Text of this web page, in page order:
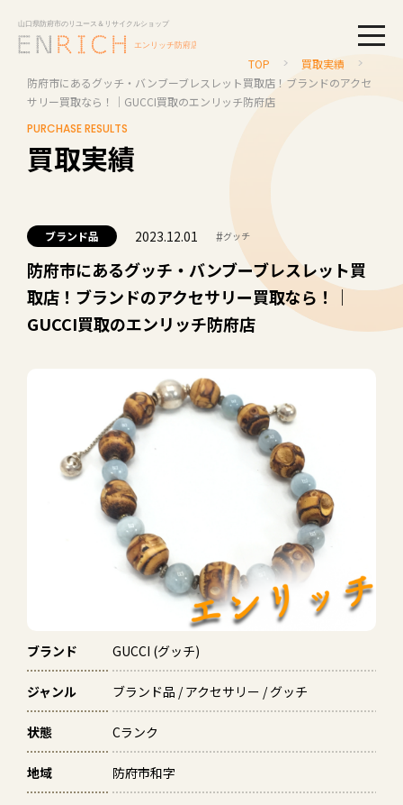
TOP
買取実績
防府市にあるグッチ・バンブーブレスレット買取店！ブランドのアクセ
サリー買取なら！｜GUCCI買取のエンリッチ防府店
PURCHASE RESULTS
買取実績
ブランド品 2023.12.01 #グッチ
防府市にあるグッチ・バンブーブレスレット買
取店！ブランドのアクセサリー買取なら！｜
GUCCI買取のエンリッチ防府店
ブランド GUCCI (グッチ)
ジャンル ブランド品 / アクセサリー / グッチ
状態 Cランク
地域 防府市和字